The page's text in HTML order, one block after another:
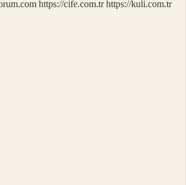
https://cife.com.tr https://kuli.com.tr